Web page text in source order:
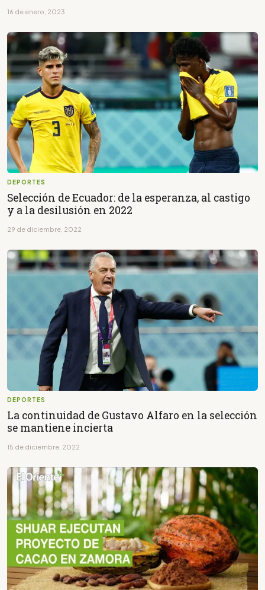
16 de enero, 2023
DEPORTES
Selección de Ecuador: de la esperanza, al castigo
y a la desilusión en 2022
29 de diciembre, 2022
DEPORTES
La continuidad de Gustavo Alfaro en la selección
se mantiene incierta
15 de diciembre, 2022